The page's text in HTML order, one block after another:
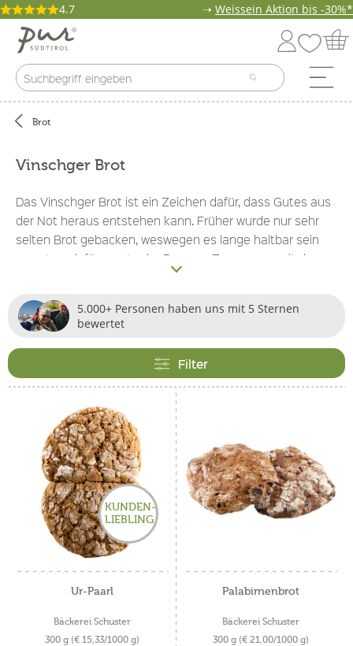
4.7 ➝ Weissein Aktion bis -30%*
Brot
Vinschger Brot
Das Vinschger Brot ist ein Zeichen dafür, dass Gutes aus
der Not heraus entstehen kann. Früher wurde nur sehr
selten Brot gebacken, weswegen es lange haltbar sein
musste – dafür sorgte der Roggen. Zusammen mit dem
würzigen Getreide macheb Kümmel und Brotklee den
unverkennbaren Geschmack des Traditionsgebäcks aus.
Neben dem klassischen Vinschger Paarl sind auch süße
Varianten der Spezialität wie das Apfelbrot oder das
einzigartige Palabirnenbrot sehr beliebt. Das original
Vinschger Brot in unserem Sortiment wird von kleinen
Bäckereien handgefertigt, wofür sie ausschließlich
Zutaten aus Südtirol beziehen.
5.000+ Personen haben uns mit 5 Sternen
bewertet
Filter
KUNDEN-
LIEBLING
Ur-Paarl
Bäckerei Schuster
300 g (€ 15,33/1000 g)
Palabirnenbrot
Bäckerei Schuster
300 g (€ 21,00/1000 g)